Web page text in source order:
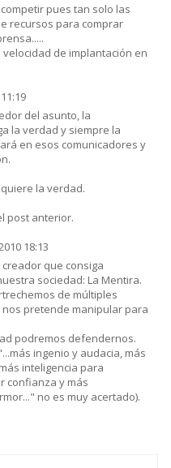
pues tan solo las
recursos para comprar
de implantación en
del asunto, la
la verdad y siempre la
en esos comunicadores y
la verdad.
post anterior.
18:13
que consiga
sociedad: La Mentira.
de múltiples
pretende manipular para
podremos defendernos.
ingenio y audacia, más
inteligencia para
confianza y más
no es muy acertado).